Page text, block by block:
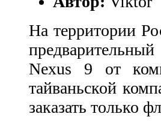
На территории
Neхus 9 от
тайваньской
заказать только